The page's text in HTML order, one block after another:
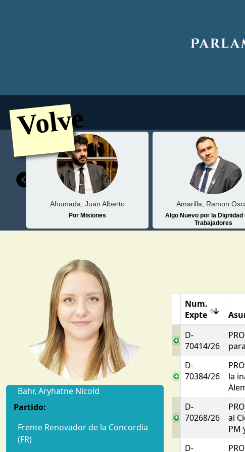
Volver
Ahumada, Juan Alberto
Por Misiones
Amarilla, Ramon
Algo Nuevo por la Dignidad
Trabajadores
Bahr, Aryhatne Nicold
Partido:
Frente Renovador de la Concordia
(FR)
Num.
Expte
D-
70414/26
D-
70384/26
la
D-
70268/26
al
PM
D-